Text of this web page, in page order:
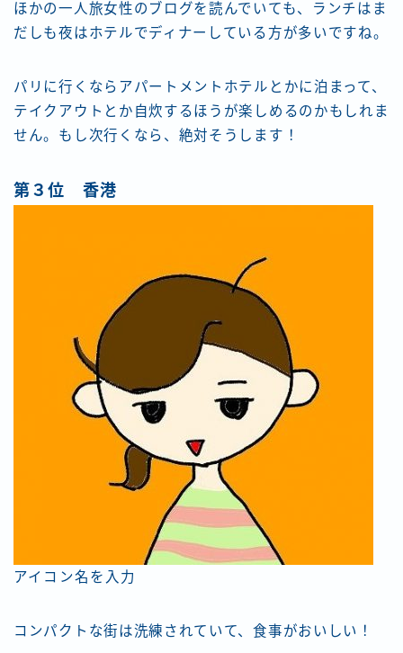
ほかの一人旅女性のブログを読んでいても、ランチはま
だしも夜はホテルでディナーしている方が多いですね。
パリに行くならアパートメントホテルとかに泊まって、
テイクアウトとか自炊するほうが楽しめるのかもしれま
せん。もし次行くなら、絶対そうします！
第３位 香港
アイコン名を入力
コンパクトな街は洗練されていて、食事がおいしい！